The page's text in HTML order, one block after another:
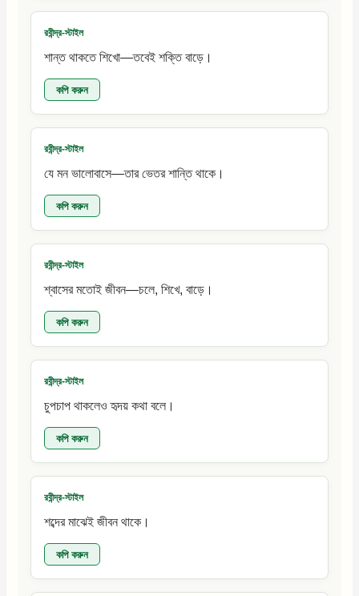
রবীন্দ্র-স্টাইল
শান্ত থাকতে শিখো—তবেই শক্তি বাড়ে।
কপি করুন
রবীন্দ্র-স্টাইল
যে মন ভালোবাসে—তার ভেতর শান্তি থাকে।
কপি করুন
রবীন্দ্র-স্টাইল
শ্বাসের মতোই জীবন—চলে, শিখে, বাড়ে।
কপি করুন
রবীন্দ্র-স্টাইল
চুপচাপ থাকলেও হৃদয় কথা বলে।
কপি করুন
রবীন্দ্র-স্টাইল
শব্দের মাঝেই জীবন থাকে।
কপি করুন